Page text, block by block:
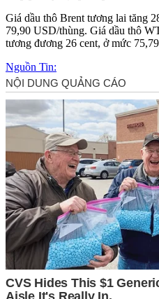
Giá dầu thô Brent tương lai tăng
79,90 USD/thùng. Giá dầu thô
tương đương 26 cent, ở mức
Nguồn Tin: